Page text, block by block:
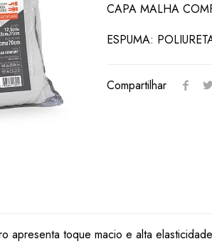
CAPA MALHA
ESPUMA:
Compartilhar
apresenta toque macio e alta